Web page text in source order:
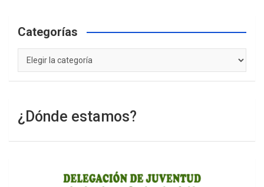
Categorías
Categorías
¿Dónde estamos?